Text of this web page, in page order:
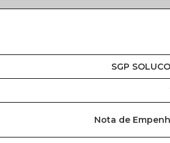
SGP
Nota de